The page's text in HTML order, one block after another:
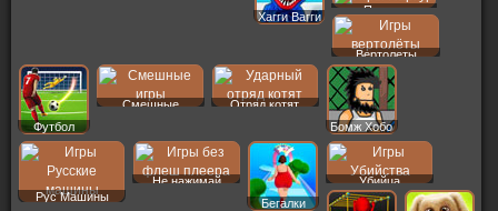
Хагги Вагги Паркур
Вертолеты
Футбол
Смешные
Отряд котят
Бомж Хобо
Рус Машины
Не нажимай
Бегалки
Убийца